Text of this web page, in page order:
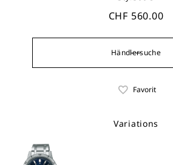
CHF 560.00
Händlersuche
Favorit
Variations